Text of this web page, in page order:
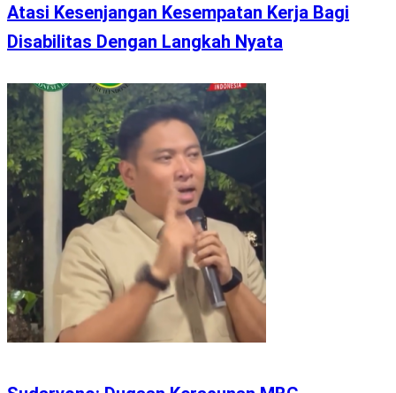
Atasi Kesenjangan Kesempatan Kerja Bagi
Disabilitas Dengan Langkah Nyata